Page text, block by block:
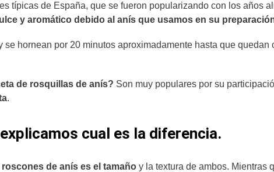
típicas de España, que se fueron popularizando con los años
y aromático debido al anís que usamos en su
hornean por 20 minutos aproximadamente hasta que quedan
de rosquillas de anís? Son muy populares por su
.
cual es la diferencia.
de anís es el tamaño y la textura de ambos. Mientras